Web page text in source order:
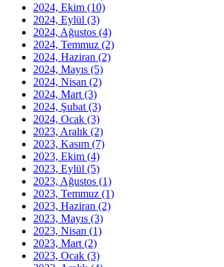
2024, Ekim (10)
2024, Eylül (3)
2024, Ağustos (4)
2024, Temmuz (2)
2024, Haziran (2)
2024, Mayıs (5)
2024, Nisan (2)
2024, Mart (3)
2024, Şubat (3)
2024, Ocak (3)
2023, Aralık (2)
2023, Kasım (7)
2023, Ekim (4)
2023, Eylül (5)
2023, Ağustos (1)
2023, Temmuz (1)
2023, Haziran (2)
2023, Mayıs (3)
2023, Nisan (1)
2023, Mart (2)
2023, Ocak (3)